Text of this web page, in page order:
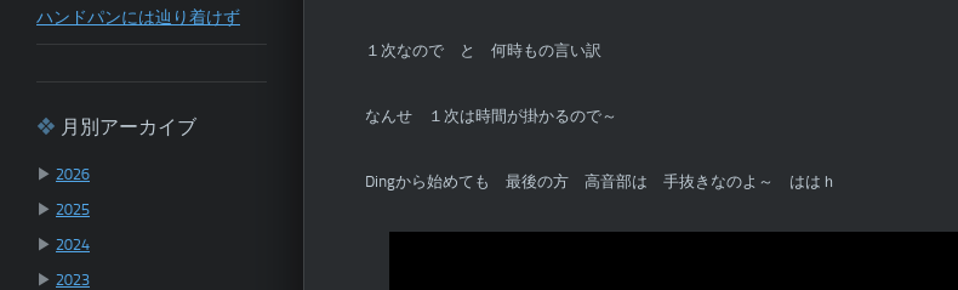
１次なので と 何時もの言い訳
なんせ １次は時間が掛かるので～
Dingから始めても 最後の方 高音部は 手抜きなのよ～ ははｈ
ハンドパンには辿り着けず
月別アーカイブ
▶ 2026
▶ 2025
▶ 2024
▶ 2023